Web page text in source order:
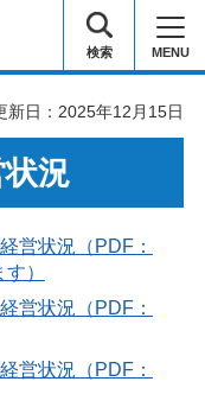
検索 MENU
新日：2025年12月15日
況
営状況（PDF：
）
営状況（PDF：
営状況（PDF：